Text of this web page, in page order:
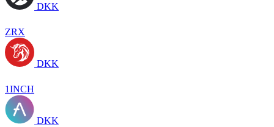
DKK
ZRX
DKK
1INCH
DKK